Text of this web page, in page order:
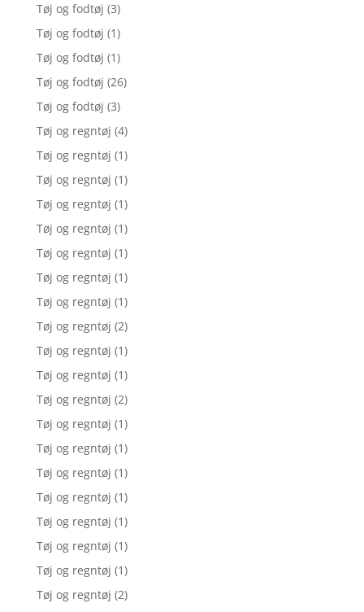
Tøj og fodtøj (3)
Tøj og fodtøj (1)
Tøj og fodtøj (1)
Tøj og fodtøj (26)
Tøj og fodtøj (3)
Tøj og regntøj (4)
Tøj og regntøj (1)
Tøj og regntøj (1)
Tøj og regntøj (1)
Tøj og regntøj (1)
Tøj og regntøj (1)
Tøj og regntøj (1)
Tøj og regntøj (1)
Tøj og regntøj (2)
Tøj og regntøj (1)
Tøj og regntøj (1)
Tøj og regntøj (2)
Tøj og regntøj (1)
Tøj og regntøj (1)
Tøj og regntøj (1)
Tøj og regntøj (1)
Tøj og regntøj (1)
Tøj og regntøj (1)
Tøj og regntøj (1)
Tøj og regntøj (2)